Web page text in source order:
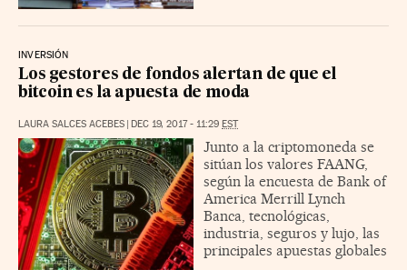
INVERSIÓN
Los gestores de fondos alertan de que el
bitcoin es la apuesta de moda
LAURA SALCES ACEBES DEC 19, 2017 - 11:29 EST
Junto a la criptomoneda se
sitúan los valores FAANG,
según la encuesta de Bank of
America Merrill Lynch
Banca, tecnológicas,
industria, seguros y lujo, las
principales apuestas globales